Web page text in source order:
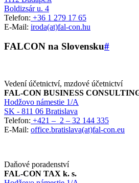
Boldizsár u. 4
Telefon: +36 1 279 17 65
E-Mail: iroda(at)fal-con.hu
FALCON na Slovensku#
Vedení účetnictví, mzdové účetnictví
FAL-CON BUSINESS
Hodžovo námestie 1/A
SK - 811 06 Bratislava
Telefon: +421 – 2 – 32 144 335
E-Mail: office.bratislava(at)fal-con.eu
Daňové poradenství
FAL-CON TAX k. s.